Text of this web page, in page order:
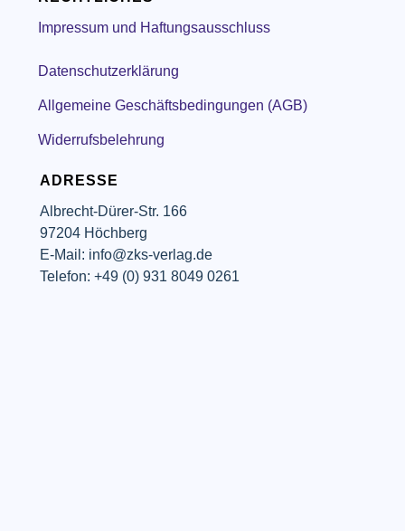
ADRESSE
Albrecht-Dürer-Str. 166
97204 Höchberg
E-Mail: info@zks-verlag.de
Telefon: +49 (0) 931 8049 0261
Impressum und Haftungsausschluss
Datenschutzerklärung
Allgemeine Geschäftsbedingungen (AGB)
Widerrufsbelehrung